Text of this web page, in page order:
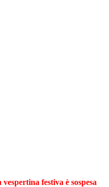
festiva è sospesa